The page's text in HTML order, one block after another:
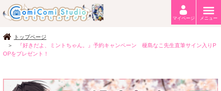
トップページ
『好きだよ、ミントちゃん。』予約キャンペーン 榎島なこ先生直筆サイン入りP
OPをプレゼント！
マイページ メニュー